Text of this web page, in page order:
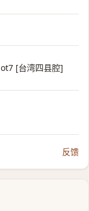
[台湾四县腔]
反馈